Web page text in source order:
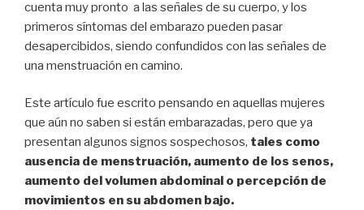
cuenta muy pronto a las señales de su cuerpo, y los
primeros síntomas del embarazo pueden pasar
desapercibidos, siendo confundidos con las señales de
una menstruación en camino.
Este artículo fue escrito pensando en aquellas mujeres
que aún no saben si están embarazadas, pero que ya
presentan algunos signos sospechosos, tales como
ausencia de menstruación, aumento de los senos,
aumento del volumen abdominal o percepción de
movimientos en su abdomen bajo.